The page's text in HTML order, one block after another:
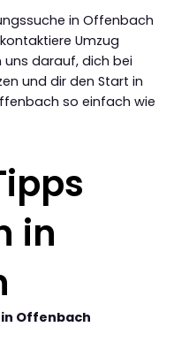
in Offenbach
Umzug
uns darauf, dich bei
und dir den Start in
so einfach wie
in
Offenbach